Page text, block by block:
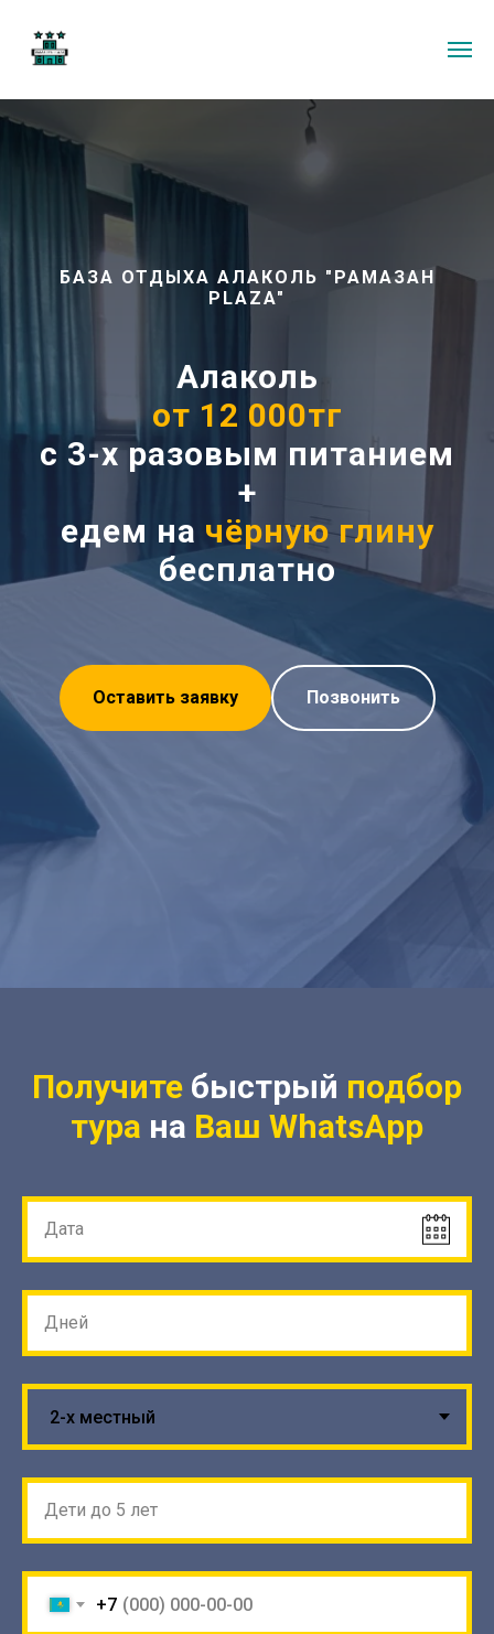
БАЗА ОТДЫХА АЛАКОЛЬ "РАМАЗАН
PLAZA"
Алаколь
от 12 000тг
с 3-х разовым питанием
+
едем на чёрную глину
бесплатно
Оставить заявку Позвонить
Получите быстрый подбор
тура на Ваш WhatsApp
Дата
Дней
Дети до 5 лет
+7